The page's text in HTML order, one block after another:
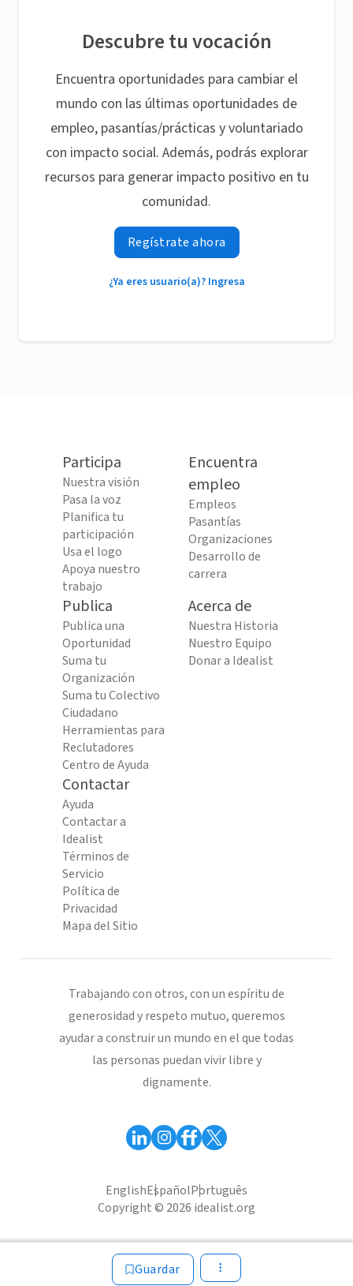
Descubre tu vocación
Encuentra oportunidades para cambiar el
mundo con las últimas oportunidades de
empleo, pasantías/prácticas y voluntariado
con impacto social. Además, podrás explorar
recursos para generar impacto positivo en tu
comunidad.
Regístrate ahora
¿Ya eres usuario(a)? Ingresa
Guardar
Participa
Nuestra visión
Pasa la voz
Planifica tu
participación
Usa el logo
Apoya nuestro
trabajo
Encuentra
empleo
Empleos
Pasantías
Organizaciones
Desarrollo de
carrera
Publica
Publica una
Oportunidad
Suma tu
Organización
Suma tu Colectivo
Ciudadano
Herramientas para
Reclutadores
Centro de Ayuda
Acerca de
Nuestra Historia
Nuestro Equipo
Donar a Idealist
Contactar
Ayuda
Contactar a
Idealist
Términos de
Servicio
Política de
Privacidad
Mapa del Sitio
Trabajando con otros, con un espíritu de
generosidad y respeto mutuo, queremos
ayudar a construir un mundo en el que todas
las personas puedan vivir libre y
dignamente.
EnglishEspañolPortuguês
Copyright © 2026 idealist.org